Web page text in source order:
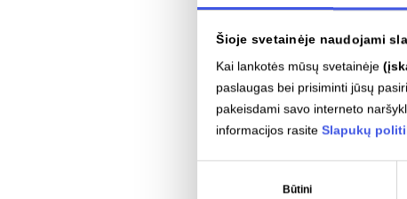
Šioje svetainėje naudojami
Kai lankotės mūsų svetainėje
paslaugas bei prisiminti jūsų
pakeisdami savo interneto
informacijos rasiteSlapukų
Būtini
22 mėn.
ESO planas „Namai“
3,00 €/mėn.
Lentelėje nurodoma